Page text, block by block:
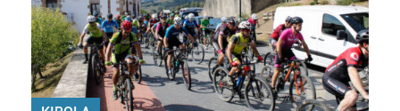
Lortu zure datu pertsonalak prozesatzeko moduari
buruzko informazio gehiago eta ezarri zure lehentasunak
datuen atalean. Edozein unetan alda edo ken dezakezu
zure baimena Cookieen adierazpenean.